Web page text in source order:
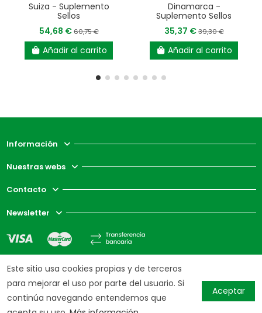
Suiza - Suplemento
Sellos
54,68 €60,75 €
Añadir al carrito
Dinamarca -
Suplemento Sellos
35,37 €39,30 €
Añadir al carrito
Información
Nuestras webs
Contacto
Newsletter
Este sitio usa cookies propias y de terceros
para mejorar el uso por parte del usuario. Si
continúa navegando entendemos que
Aceptar